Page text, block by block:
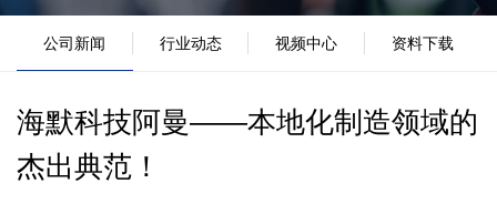
公司新闻 行业动态 视频中心 资料下载
海默科技阿曼——本地化制造领域的
杰出典范！